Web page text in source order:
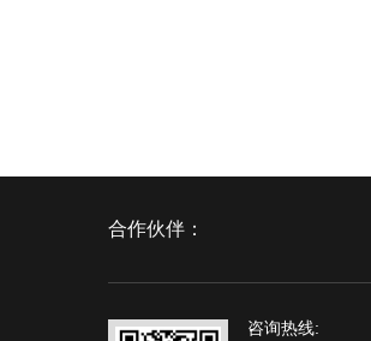
合作伙伴：
咨询热线: